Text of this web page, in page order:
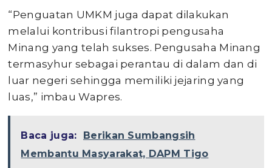
“Penguatan UMKM juga dapat dilakukan
melalui kontribusi filantropi pengusaha
Minang yang telah sukses. Pengusaha Minang
termasyhur sebagai perantau di dalam dan di
luar negeri sehingga memiliki jejaring yang
luas,” imbau Wapres.
Baca juga:
Berikan Sumbangsih
Membantu Masyarakat, DAPM Tigo